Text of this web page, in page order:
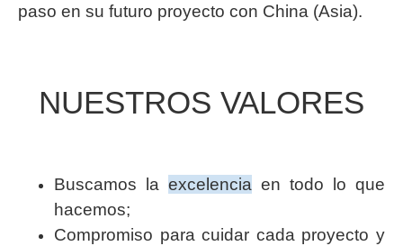
paso en su futuro proyecto con China (Asia).
NUESTROS VALORES
Buscamos la excelencia en todo lo que
hacemos;
Compromiso para cuidar cada proyecto y